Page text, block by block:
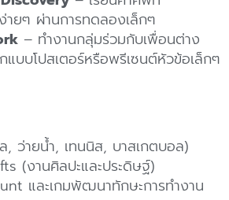
ายๆ ผ่านการทดลองเล็กๆ
– ทำงานกลุ่มร่วมกับเพื่อนต่าง
แบบโปสเตอร์หรือพรีเซนต์หัวข้อเล็กๆ
ว่ายน้ำ, เทนนิส, บาสเกตบอล)
(งานศิลปะและประดิษฐ์)
และเกมพัฒนาทักษะการทำงาน